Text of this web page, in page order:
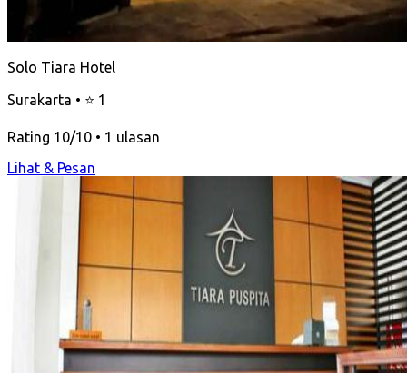
Solo Tiara Hotel
Surakarta • ⭐ 1
Rating 10/10 • 1 ulasan
Lihat & Pesan